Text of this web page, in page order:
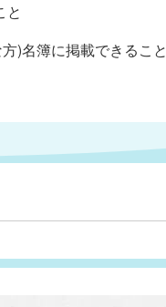
と
)名簿に掲載できること